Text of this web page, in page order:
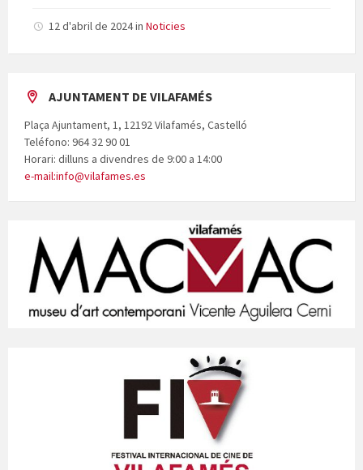
12 d'abril de 2024in Noticies
AJUNTAMENT DE VILAFAMÉS
Plaça Ajuntament, 1, 12192 Vilafamés, Castelló
Teléfono: 964 32 90 01
Horari: dilluns a divendres de 9:00 a 14:00
e-mail:info@vilafames.es